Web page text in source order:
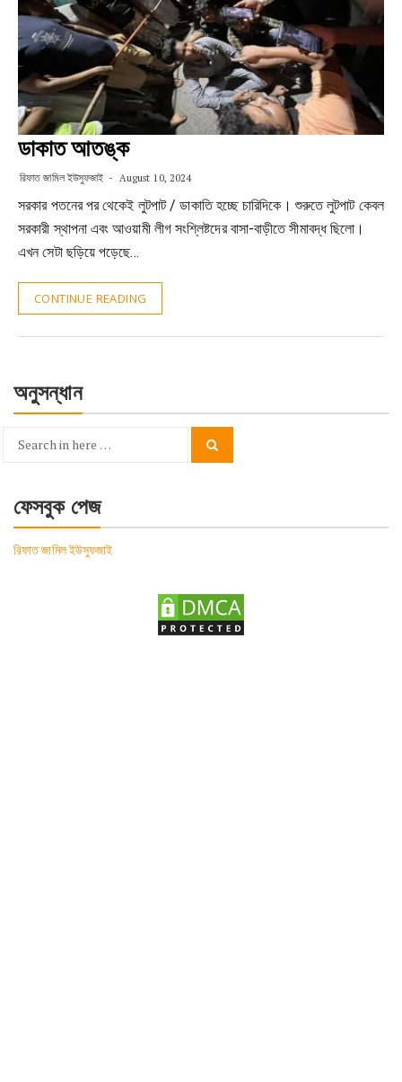
ডাকাত আতঙ্ক
রিফাত জামিল ইউসুফজাই August 10, 2024
সরকার পতনের পর থেকেই লুটপাট / ডাকাতি হচ্ছে চারিদিকে। শুরুতে লুটপাট কেবল
সরকারী স্থাপনা এবং আওয়ামী লীগ সংশ্লিষ্টদের বাসা-বাড়ীতে সীমাবদ্ধ ছিলো।
এখন সেটা ছড়িয়ে পড়েছে…
CONTINUE READING
অনুসন্ধান
Search
ফেসবুক পেজ
রিফাত জামিল ইউসুফজাই